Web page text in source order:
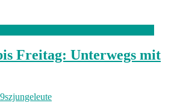
Freitag: Unterwegs mit
szjungeleute